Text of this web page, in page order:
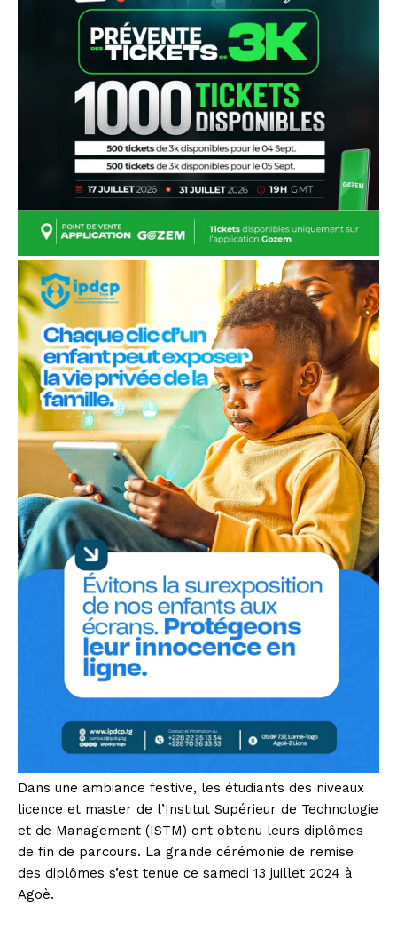
Dans une ambiance festive, les étudiants des niveaux
licence et master de l’Institut Supérieur de Technologie
et de Management (ISTM) ont obtenu leurs diplômes
de fin de parcours. La grande cérémonie de remise
des diplômes s’est tenue ce samedi 13 juillet 2024 à
Agoè.